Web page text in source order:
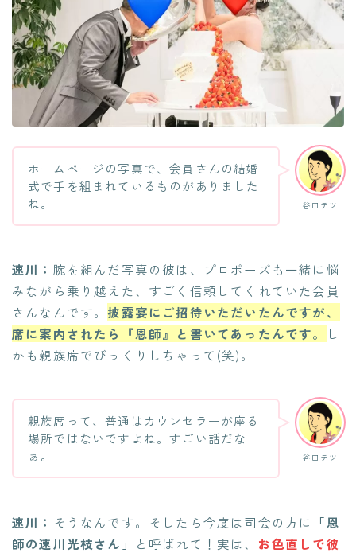
谷口テツ
ホームページの写真で、会員さんの結婚
式で手を組まれているものがありました
ね。
速川： 腕を組んだ写真の彼は、プロポーズも一緒に悩
みながら乗り越えた、すごく信頼してくれていた会員
さんなんです。 披露宴にご招待いただいたんですが、
席に案内されたら『恩師』と書いてあったんです。
し
かも親族席でびっくりしちゃって(笑)。
谷口テツ
親族席って、普通はカウンセラーが座る
場所ではないですよね。すごい話だな
ぁ。
速川： そうなんです。そしたら今度は司会の方に
「恩
師の速川光枝さん」
と呼ばれて！実は、 お色直しで彼